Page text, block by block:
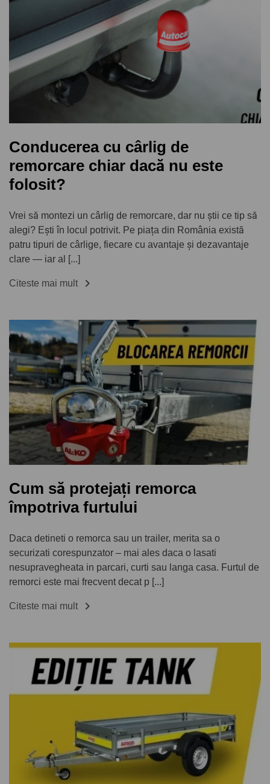
Conducerea cu cârlig de
remorcare chiar dacă nu este
folosit?
Vrei să montezi un cârlig de remorcare, dar nu știi ce tip să
alegi? Ești în locul potrivit. Pe piața din România există
patru tipuri de cârlige, fiecare cu avantaje și dezavantaje
clare — iar al [...]
Citeste mai mult 
Cum să protejați remorca
împotriva furtului
Daca detineti o remorca sau un trailer, merita sa o
securizati corespunzator – mai ales daca o lasati
nesupravegheata in parcari, curti sau langa casa. Furtul de
remorci este mai frecvent decat p [...]
Citeste mai mult 